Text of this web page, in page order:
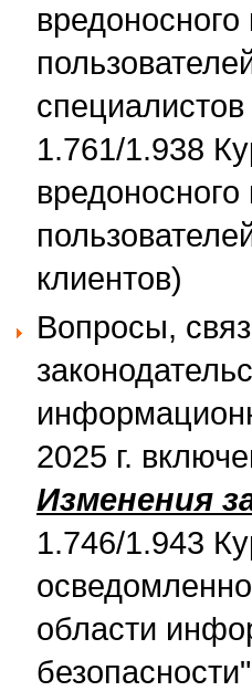
1.761/1.938
клиентов)
Вопросы,
2025 г.
Изменения
1.746/1.943
области